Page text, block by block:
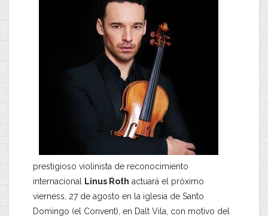
prestigioso violinista de reconocimiento
internacional
Linus Roth actuará el próximo
vierness, 27 de agosto en la iglesia de Santo
Domingo (el Convent), en Dalt Vila, con motivo del